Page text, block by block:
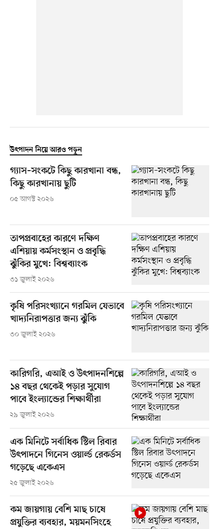
উৎপাদন নিয়ে আরও পড়ুন
গ্যাস–সংকটে কিছু কারখানা বন্ধ,
কিছু কারখানায় ছুটি
০৫ আগস্ট ২০২৬
তাপপ্রবাহের কারণে দক্ষিণ
এশিয়ায় কর্মসংস্থান ও প্রবৃদ্ধি
ঝুঁকির মুখে: বিশ্বব্যাংক
৩১ জুলাই ২০২৬
কৃষি পরিসংখ্যানে গরমিল যেভাবে
খাদ্যনিরাপত্তার জন্য ঝুঁকি
৩০ জুলাই ২০২৬
কারিগরি, এআই ও উৎপাদনশিল্পে
১৪ বছর থেকেই পড়ার সুযোগ
পাবে ইংল্যান্ডের শিক্ষার্থীরা
২৯ জুলাই ২০২৬
এক মিনিটে সর্বাধিক স্টিল রিবার
উৎপাদনে গিনেস ওয়ার্ল্ড রেকর্ডস
গড়েছে একেএস
২৫ জুলাই ২০২৬
কম জায়গায় বেশি মাছ চাষে
প্রযুক্তির ব্যবহার, ময়মনসিংহে